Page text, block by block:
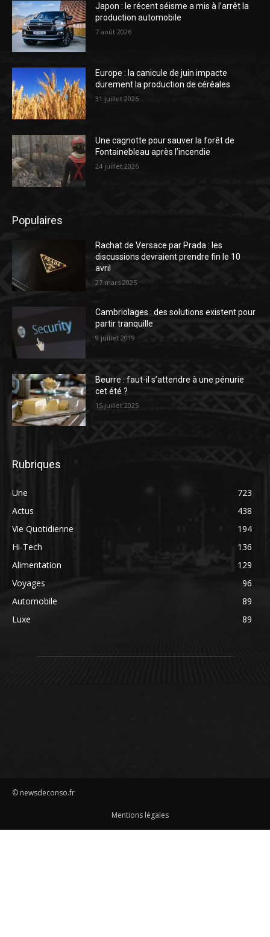
Japon : le récent séisme a mis à l’arrêt la
production automobile
7 août 2026
Europe : la canicule de juin impacte
durement la production de céréales
31 juillet 2026
Une cagnotte pour sauver la forêt de
Fontainebleau après l’incendie
24 juillet 2026
Populaires
Rachat de Versace par Prada : les
discussions devraient prendre fin le 10
avril
27 mars 2025
Cambriolages : des solutions existent pour
partir tranquille
9 juillet 2019
Beurre : faut-il s’attendre à une pénurie
cet été ?
15 juillet 2025
Rubriques
Une
723
Actus
438
Vie Quotidienne
194
Hi-Tech
136
Alimentation
129
Voyages
96
Automobile
89
Luxe
89
© newsdeconso.fr
Mentions légales